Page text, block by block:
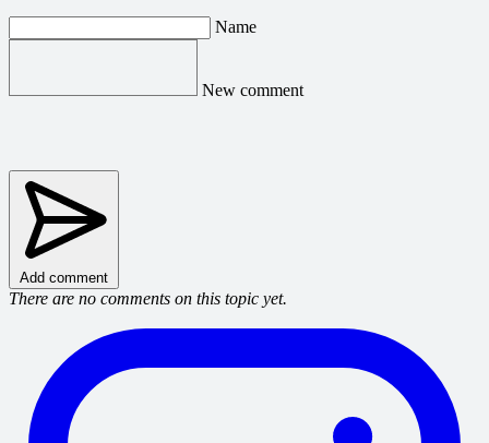
Name
New comment
Add comment
There are no comments on this topic yet.